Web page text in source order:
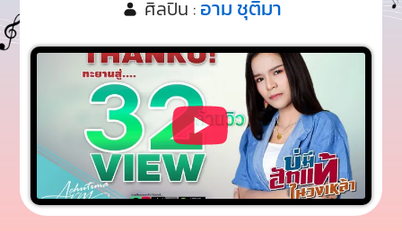
ศิลปิน : อาม ชุติมา